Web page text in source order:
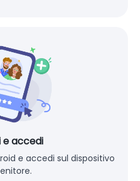
e accedi
e accedi sul dispositivo